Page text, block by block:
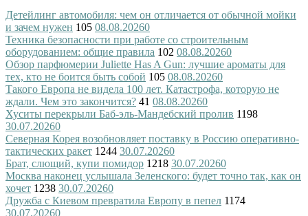
Детейлинг автомобиля: чем он отличается от обычной мойки
и зачем нужен 105 08.08.20260
Техника безопасности при работе со строительным
оборудованием: общие правила 102 08.08.20260
Обзор парфюмерии Juliette Has A Gun: лучшие ароматы для
тех, кто не боится быть собой 105 08.08.20260
Такого Европа не видела 100 лет. Катастрофа, которую не
ждали. Чем это закончится? 41 08.08.20260
Хуситы перекрыли Баб-эль-Мандебский пролив 1198
30.07.20260
Северная Корея возобновляет поставку в Россию оперативно-
тактических ракет 1244 30.07.20260
Брат, слющий, купи помидор 1218 30.07.20260
Москва наконец услышала Зеленского: будет точно так, как он
хочет 1238 30.07.20260
Дружба с Киевом превратила Европу в пепел 1174
30.07.20260